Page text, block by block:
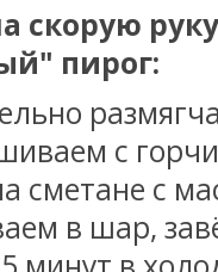
скорую
пирог:
с
сметане с
в шар,